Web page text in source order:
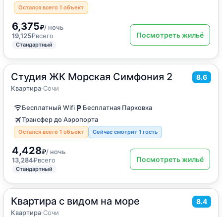
Остался всего 1 объект
6,375₽/ ночь
19,125₽всего
Стандартный
Посмотреть жильё
Студия ЖК Морская Симфония 2 8.6
Квартира·Сочи
35 м2· 4 гостя
Квартира
Бесплатный Wifi
Бесплатная Парковка
Трансфер до Аэропорта
Остался всего 1 объект Сейчас смотрит 1 гость
4,428₽/ ночь
13,284₽всего
Стандартный
Посмотреть жильё
Квартира с видом на море 8.4
Квартира·Сочи
35м2·4 гостя
Квартира